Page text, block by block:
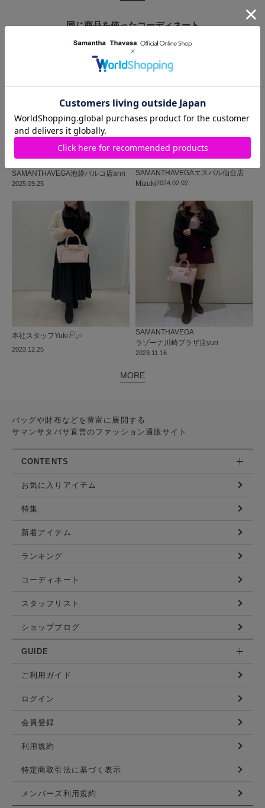
同じ商品を使ったコーディネート
2025.09.25
SAMANTHAVEGA池袋パルコ店ann
2024.02.02
SAMANTHAVEGAエスパル仙台店
Mizuki
2023.12.25
本社スタッフYuki𓍯𓈒𓏸︎︎︎︎
2023.11.16
SAMANTHAVEGA
ラゾーナ川崎プラザ店yuri
MORE
バッグや財布などを豊富に展開する
サマンサタバサ直営のファッション通販サイト
CONTENTS
お気に入りアイテム
特集
新着アイテム
ランキング
コーディネート
スタッフリスト
ショップブログ
GUIDE
ご利用ガイド
ログイン
会員登録
利用規約
特定商取引法に基づく表示
メンバーズ利用規約